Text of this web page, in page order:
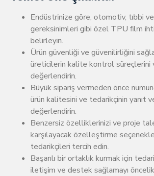
Endüstrinize göre, otomotiv, tıbbi
gereksinimleri gibi özel TPU film
belirleyin.
Ürün güvenliği ve güvenilirliğini
üreticilerin kalite kontrol süreçlerini
değerlendirin.
Büyük sipariş vermeden önce
ürün kalitesini ve tedarikçinin yanıt
değerlendirin.
Benzersiz özelliklerinizi ve proje
karşılayacak özelleştirme
tedarikçileri tercih edin.
Başarılı bir ortaklık kurmak için
iletişim ve destek sağlamayı